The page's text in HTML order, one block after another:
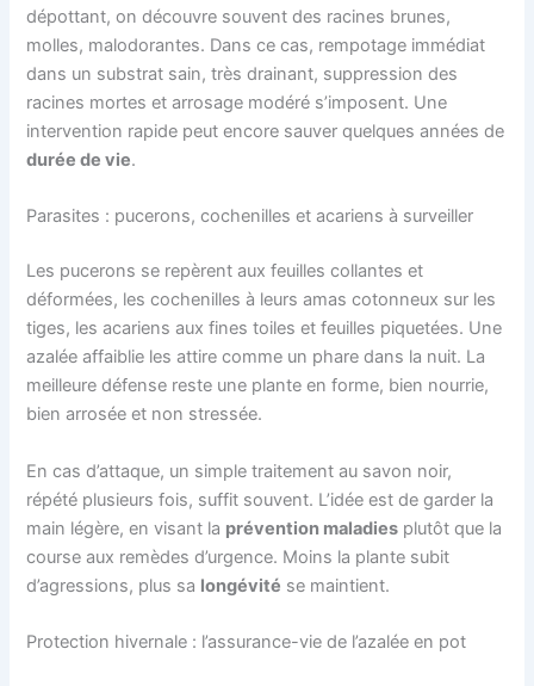
dépottant, on découvre souvent des racines brunes,
molles, malodorantes. Dans ce cas, rempotage immédiat
dans un substrat sain, très drainant, suppression des
racines mortes et arrosage modéré s’imposent. Une
intervention rapide peut encore sauver quelques années de
durée de vie.
Parasites : pucerons, cochenilles et acariens à surveiller
Les pucerons se repèrent aux feuilles collantes et
déformées, les cochenilles à leurs amas cotonneux sur les
tiges, les acariens aux fines toiles et feuilles piquetées. Une
azalée affaiblie les attire comme un phare dans la nuit. La
meilleure défense reste une plante en forme, bien nourrie,
bien arrosée et non stressée.
En cas d’attaque, un simple traitement au savon noir,
répété plusieurs fois, suffit souvent. L’idée est de garder la
main légère, en visant la prévention maladies plutôt que la
course aux remèdes d’urgence. Moins la plante subit
d’agressions, plus sa longévité se maintient.
Protection hivernale : l’assurance-vie de l’azalée en pot